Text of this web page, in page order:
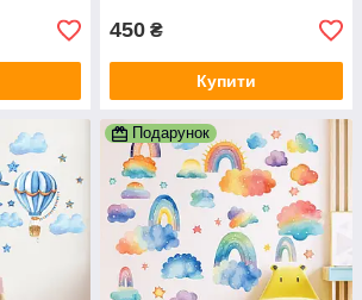
450 ₴
Купити
Подарунок